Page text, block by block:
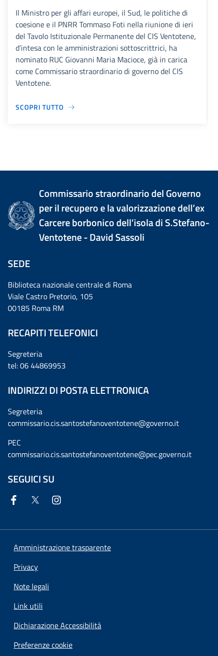
Il Ministro per gli affari europei, il Sud, le politiche di
coesione e il PNRR Tommaso Foti nella riunione di ieri
del Tavolo Istituzionale Permanente del CIS Ventotene,
d’intesa con le amministrazioni sottoscrittrici, ha
nominato RUC Giovanni Maria Macioce, già in carica
come Commissario straordinario di governo del CIS
Ventotene.
SCOPRI TUTTO
Commissario straordinario del Governo
per il recupero e la valorizzazione dell’ex
Carcere borbonico dell’isola di S.Stefano-
Ventotene - David Sassoli
SEDE
Biblioteca nazionale centrale di Roma
Viale Castro Pretorio, 105
00185 Roma RM
RECAPITI TELEFONICI
Segreteria
tel: 06 44869953
INDIRIZZI DI POSTA ELETTRONICA
Segreteria
commissario.cis.santostefanoventotene@governo.it
PEC
commissario.cis.santostefanoventotene@pec.governo.it
SEGUICI SU
Amministrazione trasparente
Privacy
Note legali
Link utili
Dichiarazione Accessibilità
Preferenze cookie